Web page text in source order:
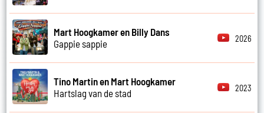
Mart Hoogkamer en Billy Dans
Gappie sappie
2026
Tino Martin en Mart Hoogkamer
Hartslag van de stad
2023